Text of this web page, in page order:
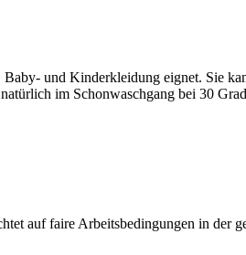
und Kinderkleidung eignet. Sie
im Schonwaschgang bei 30
auf faire Arbeitsbedingungen in der